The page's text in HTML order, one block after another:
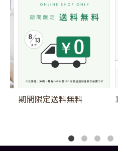
期間限定送料無料